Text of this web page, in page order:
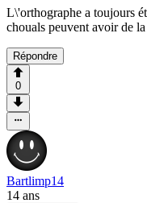
L\'orthographe a toujours
chouals peuvent avoir de
Répondre
0
Bartlimp14
14 ans